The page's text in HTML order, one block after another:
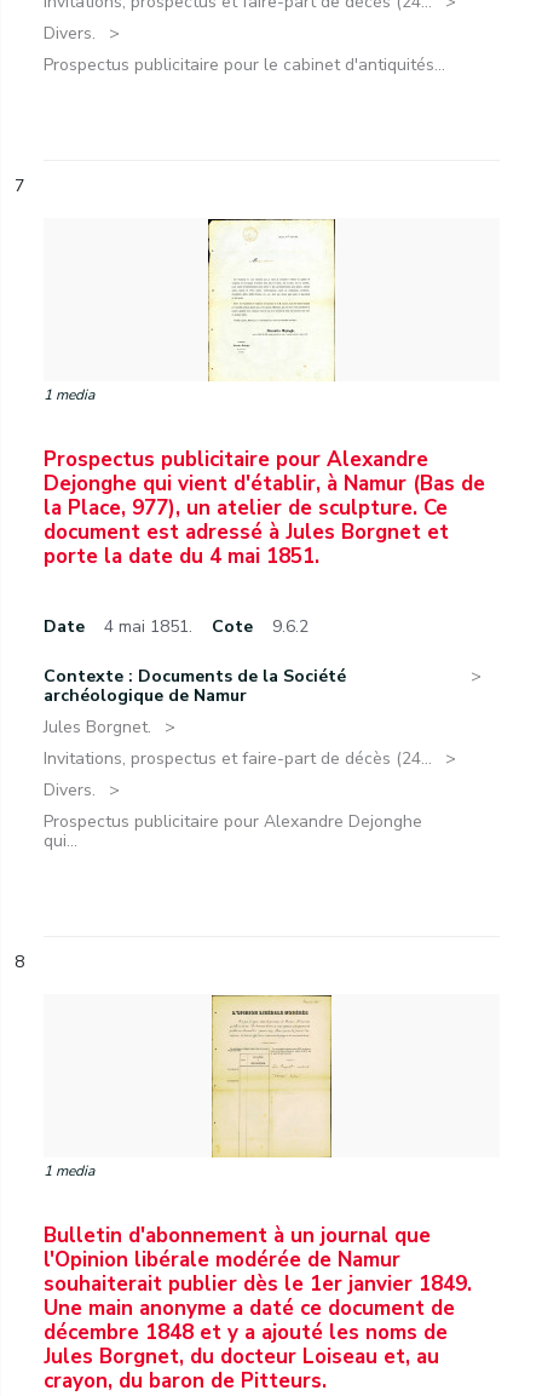
Divers.
Prospectus publicitaire pour le cabinet d'antiquités...
7
1 media
Prospectus publicitaire pour Alexandre
Dejonghe qui vient d'établir, à Namur (Bas de
la Place, 977), un atelier de sculpture. Ce
document est adressé à Jules Borgnet et
porte la date du 4 mai 1851.
Date 4 mai 1851. Cote 9.6.2
Contexte : Documents de la Société
archéologique de Namur
Jules Borgnet.
Invitations, prospectus et faire-part de décès (24...
Divers.
Prospectus publicitaire pour Alexandre Dejonghe
qui...
8
1 media
Bulletin d'abonnement à un journal que
l'Opinion libérale modérée de Namur
souhaiterait publier dès le 1er janvier 1849.
Une main anonyme a daté ce document de
décembre 1848 et y a ajouté les noms de
Jules Borgnet, du docteur Loiseau et, au
crayon, du baron de Pitteurs.